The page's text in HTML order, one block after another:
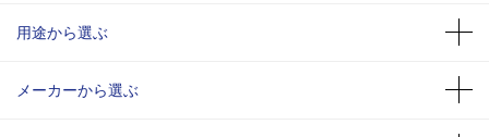
用途から選ぶ
メーカーから選ぶ